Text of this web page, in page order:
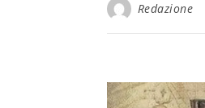
Redazione